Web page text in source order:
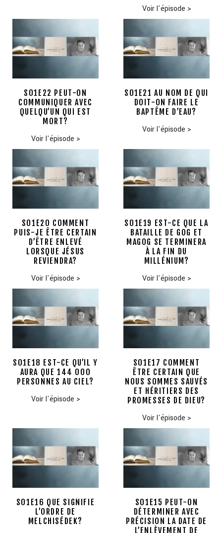
Voir l'épisode >
S01E22 PEUT-ON
COMMUNIQUER AVEC
QUELQU’UN QUI EST
MORT?
Voir l'épisode >
S01E21 AU NOM DE QUI
DOIT-ON FAIRE LE
BAPTÊME D’EAU?
Voir l'épisode >
S01E20 COMMENT
PUIS-JE ÊTRE CERTAIN
D’ÊTRE ENLEVÉ
LORSQUE JÉSUS
REVIENDRA?
Voir l'épisode >
S01E19 EST-CE QUE LA
BATAILLE DE GOG ET
MAGOG SE TERMINERA
À LA FIN DU
MILLÉNIUM?
Voir l'épisode >
S01E18 EST-CE QU’IL Y
AURA QUE 144 000
PERSONNES AU CIEL?
Voir l'épisode >
S01E17 COMMENT
ÊTRE CERTAIN QUE
NOUS SOMMES SAUVÉS
ET HÉRITIERS DES
PROMESSES DE DIEU?
Voir l'épisode >
S01E16 QUE SIGNIFIE
L’ORDRE DE
MELCHISÉDEK?
S01E15 PEUT-ON
DÉTERMINER AVEC
PRÉCISION LA DATE DE
L’ENLÈVEMENT DE